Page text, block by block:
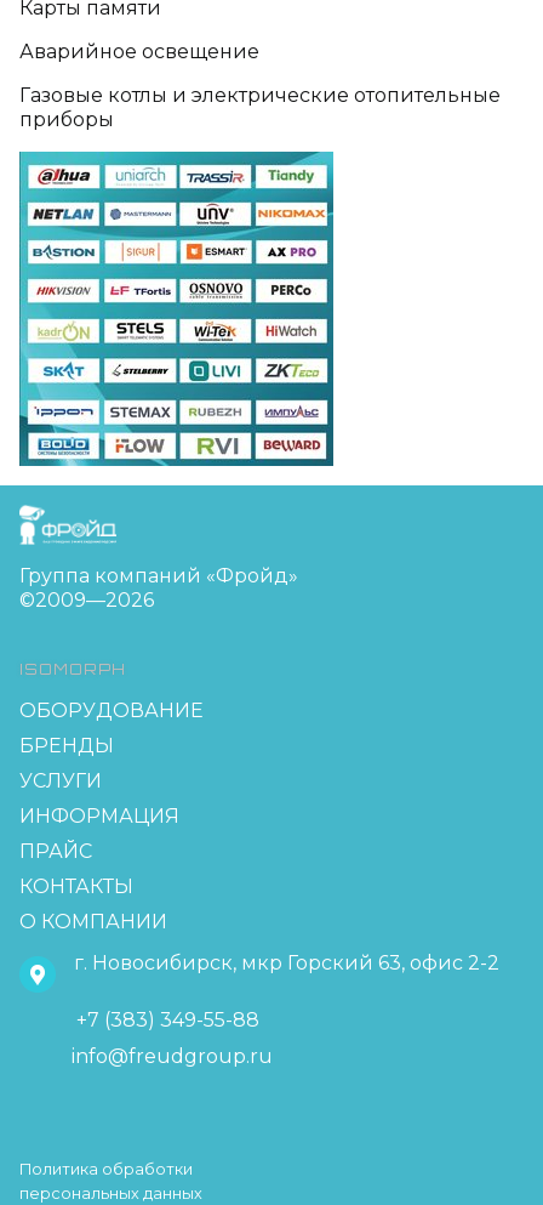
Карты памяти
Аварийное освещение
Газовые котлы и электрические отопительные
приборы
FreudGroup
Группа компаний «Фройд»
©2009—2026
ISOMORPH
ОБОРУДОВАНИЕ
БРЕНДЫ
УСЛУГИ
ИНФОРМАЦИЯ
ПРАЙС
КОНТАКТЫ
О КОМПАНИИ
г. Новосибирск, мкр Горский 63, офис 2-2
+7 (383) 349-55-88
info@freudgroup.ru
Политика обработки
персональных данных